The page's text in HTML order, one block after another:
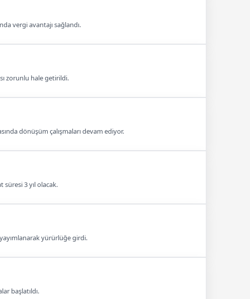
vergi avantajı sağlandı.
zorunlu hale getirildi.
dönüşüm çalışmaları devam ediyor.
süresi 3 yıl olacak.
yayımlanarak yürürlüğe girdi.
başlatıldı.